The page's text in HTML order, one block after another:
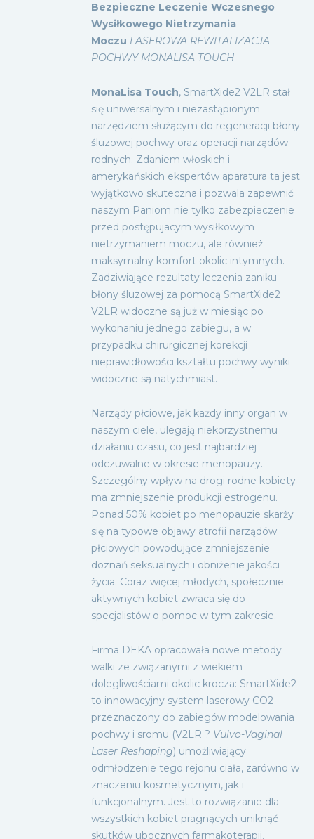
Bezpieczne Leczenie Wczesnego
Wysiłkowego Nietrzymania
Moczu LASEROWA REWITALIZACJA
POCHWY MONALISA TOUCH
MonaLisa Touch, SmartXide2 V2LR stał
się uniwersalnym i niezastąpionym
narzędziem służącym do regeneracji błony
śluzowej pochwy oraz operacji narządów
rodnych. Zdaniem włoskich i
amerykańskich ekspertów aparatura ta jest
wyjątkowo skuteczna i pozwala zapewnić
naszym Paniom nie tylko zabezpieczenie
przed postępujacym wysiłkowym
nietrzymaniem moczu, ale również
maksymalny komfort okolic intymnych.
Zadziwiające rezultaty leczenia zaniku
błony śluzowej za pomocą SmartXide2
V2LR widoczne są już w miesiąc po
wykonaniu jednego zabiegu, a w
przypadku chirurgicznej korekcji
nieprawidłowości kształtu pochwy wyniki
widoczne są natychmiast.
Narządy płciowe, jak każdy inny organ w
naszym ciele, ulegają niekorzystnemu
działaniu czasu, co jest najbardziej
odczuwalne w okresie menopauzy.
Szczególny wpływ na drogi rodne kobiety
ma zmniejszenie produkcji estrogenu.
Ponad 50% kobiet po menopauzie skarży
się na typowe objawy atrofii narządów
płciowych powodujące zmniejszenie
doznań seksualnych i obniżenie jakości
życia. Coraz więcej młodych, społecznie
aktywnych kobiet zwraca się do
specjalistów o pomoc w tym zakresie.
Firma DEKA opracowała nowe metody
walki ze związanymi z wiekiem
dolegliwościami okolic krocza: SmartXide2
to innowacyjny system laserowy CO2
przeznaczony do zabiegów modelowania
pochwy i sromu (V2LR ? Vulvo-Vaginal
Laser Reshaping) umożliwiający
odmłodzenie tego rejonu ciała, zarówno w
znaczeniu kosmetycznym, jak i
funkcjonalnym. Jest to rozwiązanie dla
wszystkich kobiet pragnących uniknąć
skutków ubocznych farmakoterapii.